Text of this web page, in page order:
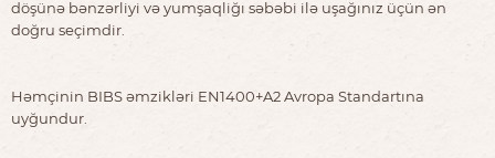
döşünə bənzərliyi və yumşaqliğı səbəbi ilə uşağınız üçün ən
doğru seçimdir.
Həmçinin BIBS əmzikləri EN1400+A2 Avropa Standartına
uyğundur.